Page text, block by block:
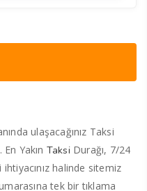
ulaşacağınız Taksi
Yakın TaksiDurağı, 7/24
halinde sitemiz
tek bir tıklama